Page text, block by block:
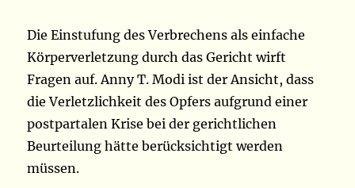
Die Einstufung des Verbrechens als einfache
Körperverletzung durch das Gericht wirft
Fragen auf. Anny T. Modi ist der Ansicht, dass
die Verletzlichkeit des Opfers aufgrund einer
postpartalen Krise bei der gerichtlichen
Beurteilung hätte berücksichtigt werden
müssen.